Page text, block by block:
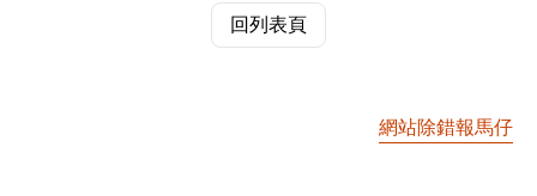
回列表頁
網站除錯報馬仔